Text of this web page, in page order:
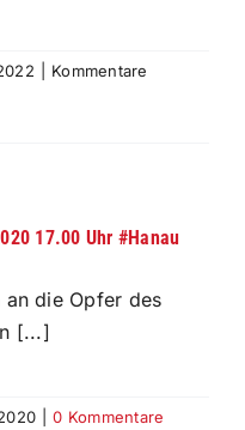
Kommentare
17.00 Uhr #Hanau
an die Opfer des
[...]
0 Kommentare